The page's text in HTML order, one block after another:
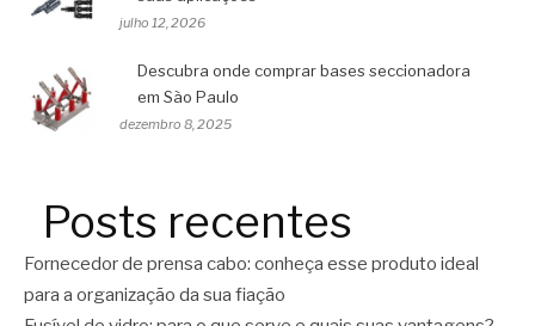
julho 12, 2026
Descubra onde comprar bases seccionadora
em São Paulo
dezembro 8, 2025
Posts recentes
Fornecedor de prensa cabo: conheça esse produto ideal
para a organização da sua fiação